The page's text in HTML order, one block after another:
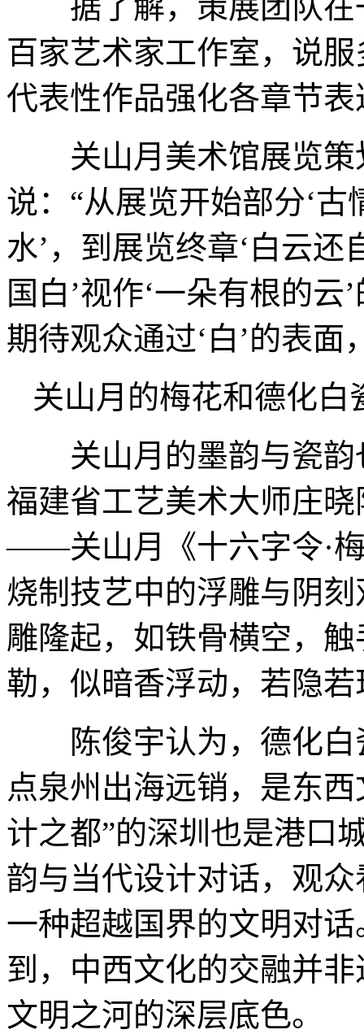
据了解，策展团队在
百家艺术家工作室，说
代表性作品强化各章节表
关山月美术馆展览策
说：“从展览开始部分‘
水’，到展览终章‘白云还
国白’视作‘一朵有根的
期待观众通过‘白’的表
关山月的梅花和德化白
关山月的墨韵与瓷韵
福建省工艺美术大师庄
——关山月《十六字令·
烧制技艺中的浮雕与阴
雕隆起，如铁骨横空，
勒，似暗香浮动，若隐
陈俊宇认为，德化白
点泉州出海远销，是东
计之都”的深圳也是港口
韵与当代设计对话，观
一种超越国界的文明对
到，中西文化的交融并
文明之河的深层底色。